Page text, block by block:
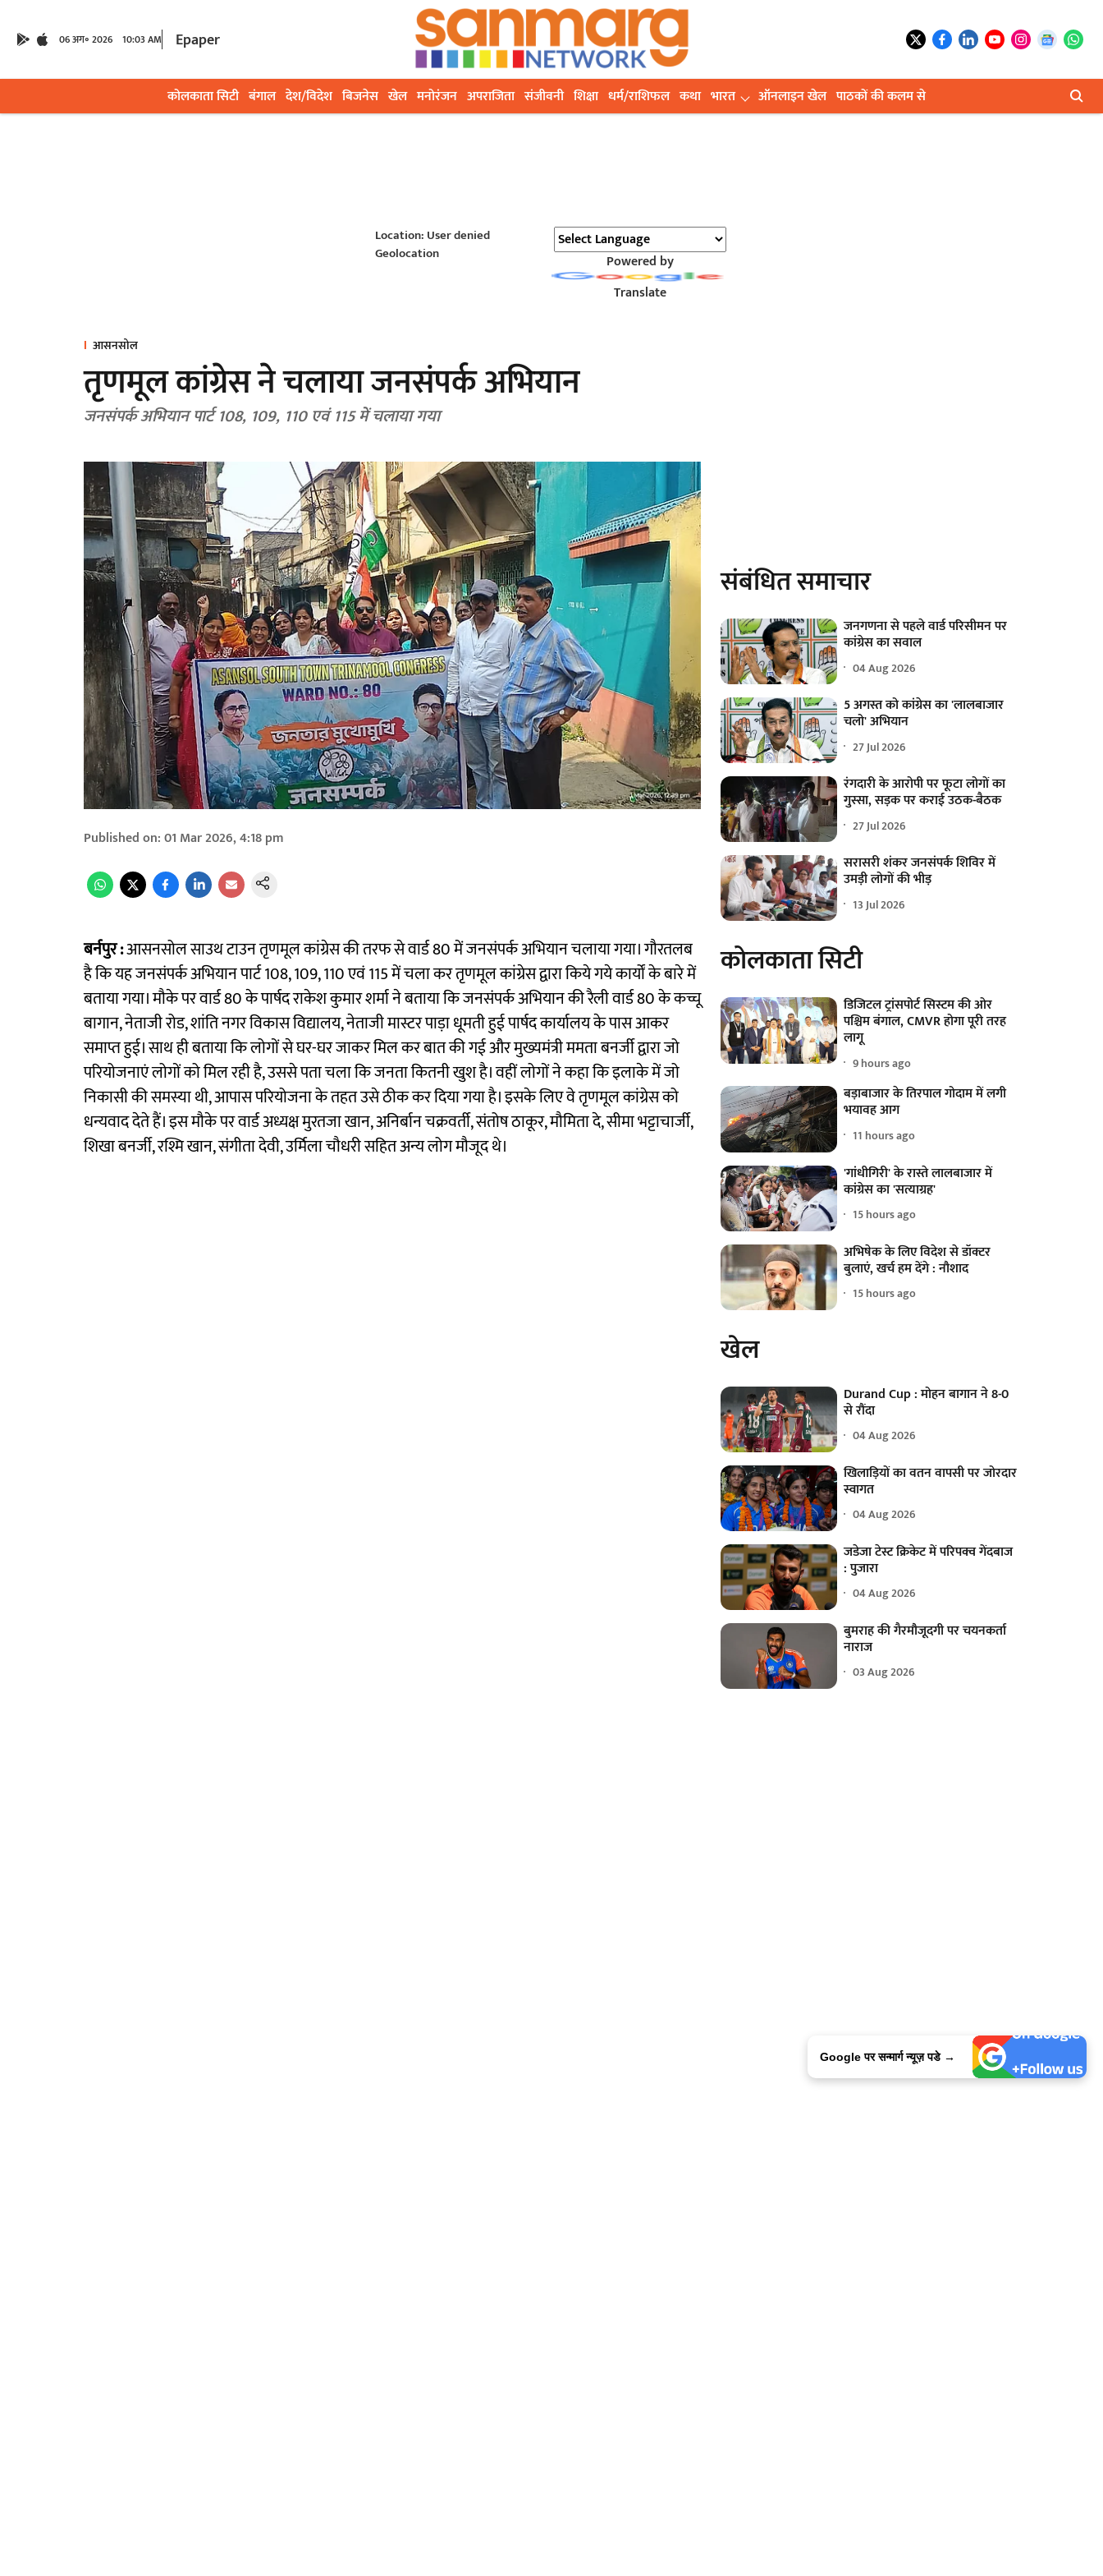
06 अग॰ 2026 10:03 AM Epaper
कोलकाता सिटी बंगाल देश/विदेश बिजनेस खेल मनोरंजन अपराजिता संजीवनी शिक्षा धर्म/राशिफल कथा भारत ऑनलाइन खेल पाठकों की कलम से
Location: User denied
Geolocation
Powered by
Translate
आसनसोल
तृणमूल कांग्रेस ने चलाया जनसंपर्क अभियान
जनसंपर्क अभियान पार्ट 108, 109, 110 एवं 115 में चलाया गया
Published on:01 Mar 2026, 4:18 pm
बर्नपुर :आसनसोल साउथ टाउन तृणमूल कांग्रेस की तरफ से वार्ड 80 में जनसंपर्क अभियान चलाया गया। गौरतलब
है कि यह जनसंपर्क अभियान पार्ट 108, 109, 110 एवं 115 में चला कर तृणमूल कांग्रेस द्वारा किये गये कार्यों के बारे में
बताया गया। मौके पर वार्ड 80 के पार्षद राकेश कुमार शर्मा ने बताया कि जनसंपर्क अभियान की रैली वार्ड 80 के कच्चू
बागान, नेताजी रोड, शांति नगर विकास विद्यालय, नेताजी मास्टर पाड़ा धूमती हुई पार्षद कार्यालय के पास आकर
समाप्त हुई। साथ ही बताया कि लोगों से घर-घर जाकर मिल कर बात की गई और मुख्यमंत्री ममता बनर्जी द्वारा जो
परियोजनाएं लोगों को मिल रही है, उससे पता चला कि जनता कितनी खुश है। वहीं लोगों ने कहा कि इलाके में जो
निकासी की समस्या थी, आपास परियोजना के तहत उसे ठीक कर दिया गया है। इसके लिए वे तृणमूल कांग्रेस को
धन्यवाद देते हैं। इस मौके पर वार्ड अध्यक्ष मुरतजा खान, अनिर्बान चक्रवर्ती, संतोष ठाकूर, मौमिता दे, सीमा भट्टाचार्जी,
शिखा बनर्जी, रश्मि खान, संगीता देवी, उर्मिला चौधरी सहित अन्य लोग मौजूद थे।
संबंधित समाचार
जनगणना से पहले वार्ड परिसीमन पर
कांग्रेस का सवाल
04 Aug 2026
5 अगस्त को कांग्रेस का 'लालबाजार
चलो' अभियान
27 Jul 2026
रंगदारी के आरोपी पर फूटा लोगों का
गुस्सा, सड़क पर कराई उठक-बैठक
27 Jul 2026
सरासरी शंकर जनसंपर्क शिविर में
उमड़ी लोगों की भीड़
13 Jul 2026
कोलकाता सिटी
डिजिटल ट्रांसपोर्ट सिस्टम की ओर
पश्चिम बंगाल, CMVR होगा पूरी तरह
लागू
9 hours ago
बड़ाबाजार के तिरपाल गोदाम में लगी
भयावह आग
11 hours ago
'गांधीगिरी' के रास्ते लालबाजार में
कांग्रेस का 'सत्याग्रह'
15 hours ago
अभिषेक के लिए विदेश से डॉक्टर
बुलाएं, खर्च हम देंगे : नौशाद
15 hours ago
खेल
Durand Cup : मोहन बागान ने 8-0
से रौंदा
04 Aug 2026
खिलाड़ियों का वतन वापसी पर जोरदार
स्वागत
04 Aug 2026
जडेजा टेस्ट क्रिकेट में परिपक्व गेंदबाज
: पुजारा
04 Aug 2026
बुमराह की गैरमौजूदगी पर चयनकर्ता
नाराज
03 Aug 2026
Google पर सन्मार्ग न्यूज़ पडे →